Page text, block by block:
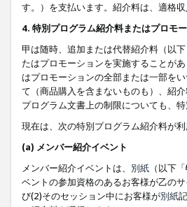
す。）を支払います。紹介料は、適格
4. 特別プログラム紹介料またはプロモ
甲は随時、追加または代替紹介料（以下
たはプロモーションを実施することが
はプロモーションの全部または一部を
て（商品購入を含まないものも）、紹
プログラム文書上の制限についても、
現在は、次の特別プログラム紹介料が利
(a) メンバー紹介イベント
メンバー紹介イベントは、 別紙 （以下「
ベントの参加資格のあるお客様が乙の
び(2)そのセッション中にお客様が別紙